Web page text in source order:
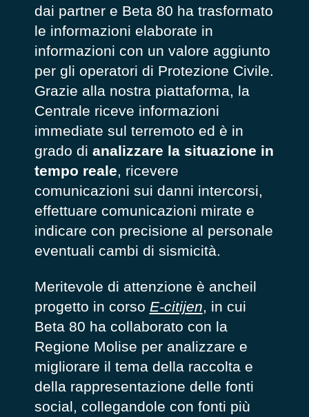
dai partner e Beta 80 ha trasformato
le informazioni elaborate in
informazioni con un valore aggiunto
per gli operatori di Protezione Civile.
Grazie alla nostra piattaforma, la
Centrale riceve informazioni
immediate sul terremoto ed è in
grado di analizzare la situazione in
tempo reale, ricevere
comunicazioni sui danni intercorsi,
effettuare comunicazioni mirate e
indicare con precisione al personale
eventuali cambi di sismicità.
Meritevole di attenzione è ancheil
progetto in corso E-citijen , in cui
Beta 80 ha collaborato con la
Regione Molise per analizzare e
migliorare il tema della raccolta e
della rappresentazione delle fonti
social, collegandole con fonti più